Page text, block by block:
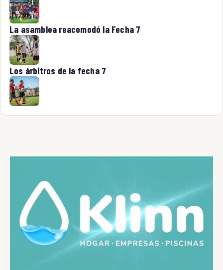
La asamblea reacomodó la Fecha 7
Los árbitros de la fecha 7